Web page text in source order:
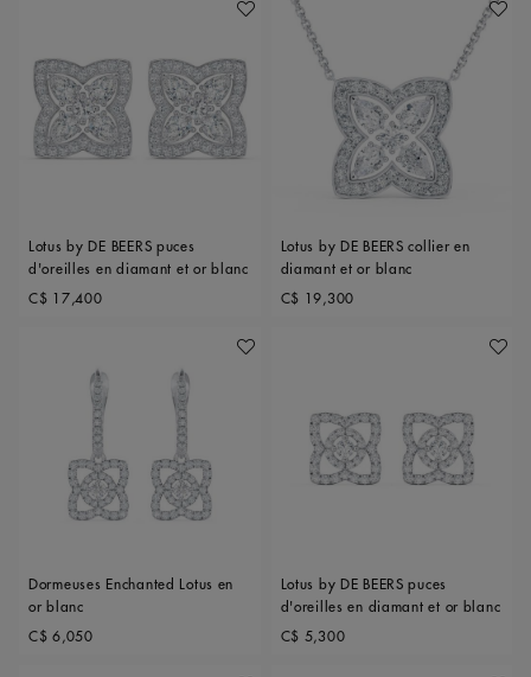
Ajouter À Ma Wishlist
Lotus by DE BEERS puces
d'oreilles en diamant et or blanc
Original price
C$ 17,400
Lotus by DE BEERS collier en
diamant et or blanc
Original price
C$ 19,300
Ajouter À Ma Wishlist
Dormeuses Enchanted Lotus en
or blanc
Original price
C$ 6,050
Lotus by DE BEERS puces
d'oreilles en diamant et or blanc
Original price
C$ 5,300